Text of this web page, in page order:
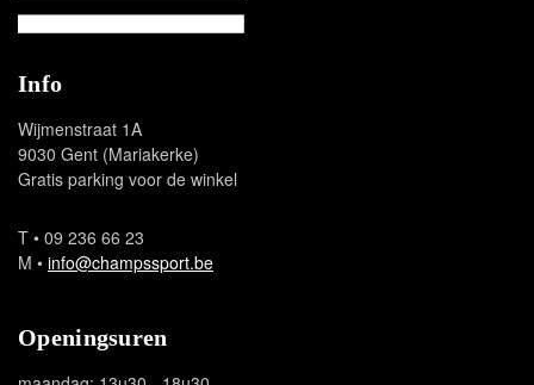
Info
Wijmenstraat 1A
9030 Gent (Mariakerke)
Gratis parking voor de winkel
T • 09 236 66 23
M • info@champssport.be
Openingsuren